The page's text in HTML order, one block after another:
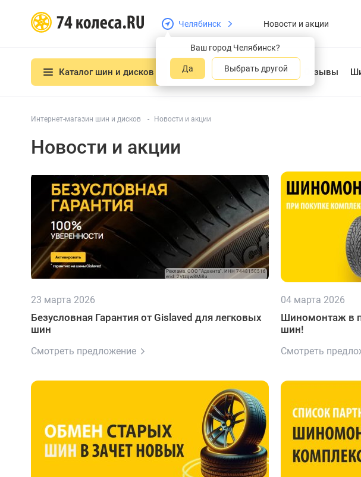
Челябинск
Ваш город Челябинск?
Да Выбрать другой
Новости и акции
Каталог шин и дисков О нас Отзывы
Интернет-магазин шин и дисков Новости и акции
Новости и акции
Реклама. ООО "Адвента". ИНН 7448150516
erid: 2Vtzqw8Mi8u
23 марта 2026
Безусловная Гарантия от Gislaved для легковых
шин
Смотреть предложение
04 марта 2026
Шиномонтаж в
шин!
Смотреть